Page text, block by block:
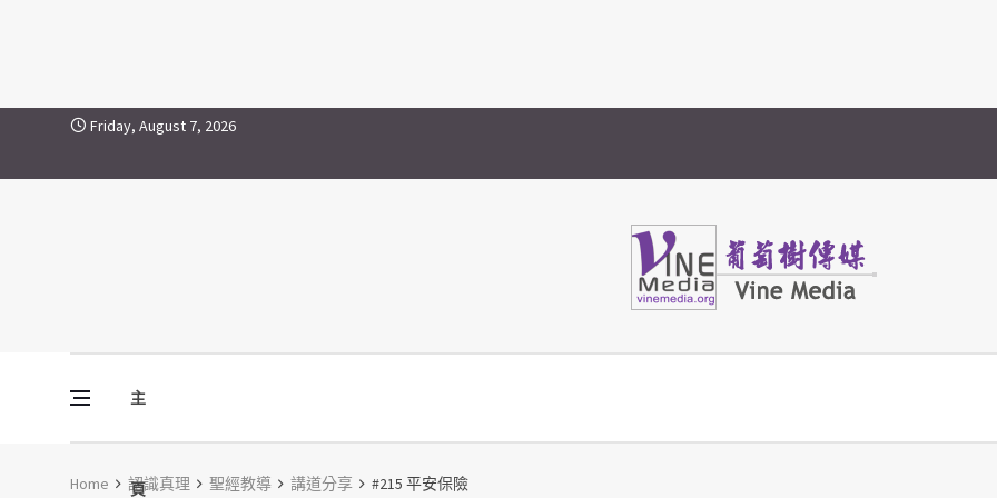
Skip to contentFriday, August 7, 2026
主
頁
Vine Media
葡萄樹傳媒
Home 認識真理 聖經教導 講道分享 #215 平安保險